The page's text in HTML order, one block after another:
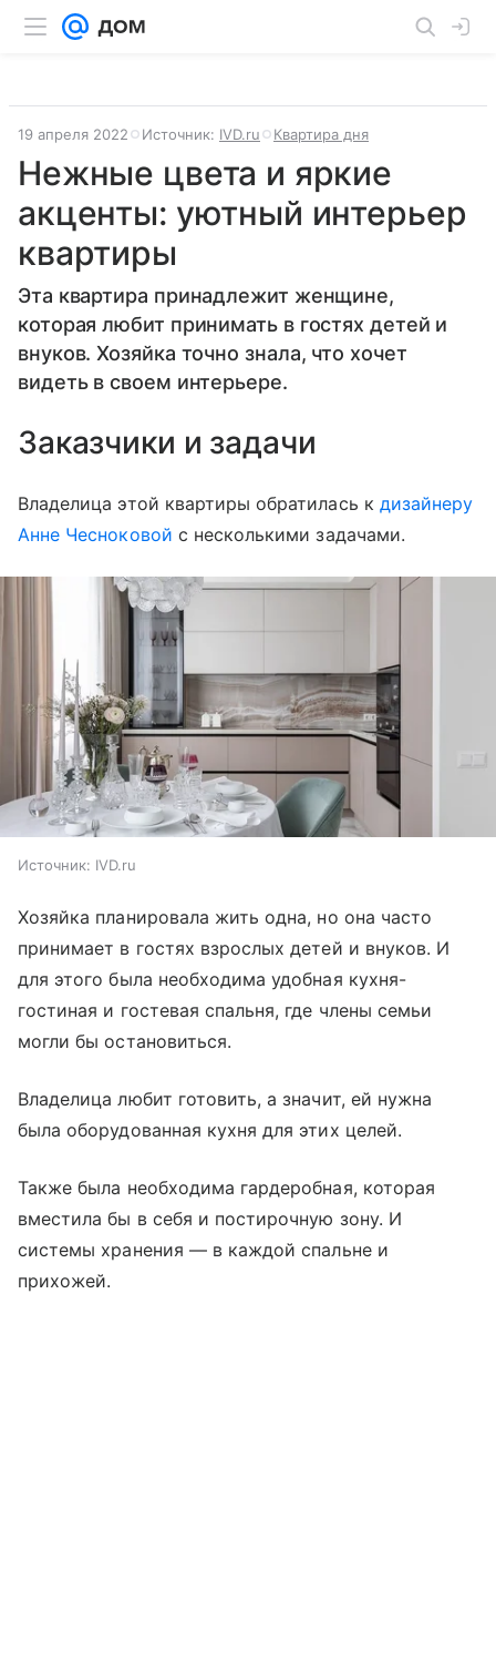
19 апреля 2022 Источник: IVD.ru Квартира дня
Нежные цвета и яркие
акценты: уютный интерьер
квартиры
Эта квартира принадлежит женщине,
которая любит принимать в гостях детей и
внуков. Хозяйка точно знала, что хочет
видеть в своем интерьере.
Заказчики и задачи
Владелица этой квартиры обратилась к дизайнеру
Анне Чесноковой с несколькими задачами.
Источник: IVD.ru
Хозяйка планировала жить одна, но она часто
принимает в гостях взрослых детей и внуков. И
для этого была необходима удобная кухня-
гостиная и гостевая спальня, где члены семьи
могли бы остановиться.
Владелица любит готовить, а значит, ей нужна
была оборудованная кухня для этих целей.
Также была необходима гардеробная, которая
вместила бы в себя и постирочную зону. И
системы хранения — в каждой спальне и
прихожей.